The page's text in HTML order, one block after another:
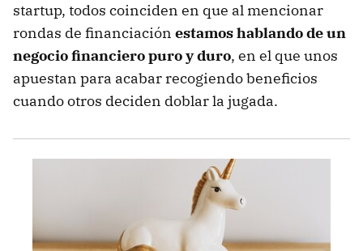
startup, todos coinciden en que al mencionar
rondas de financiación estamos hablando de un
negocio financiero puro y duro, en el que unos
apuestan para acabar recogiendo beneficios
cuando otros deciden doblar la jugada.